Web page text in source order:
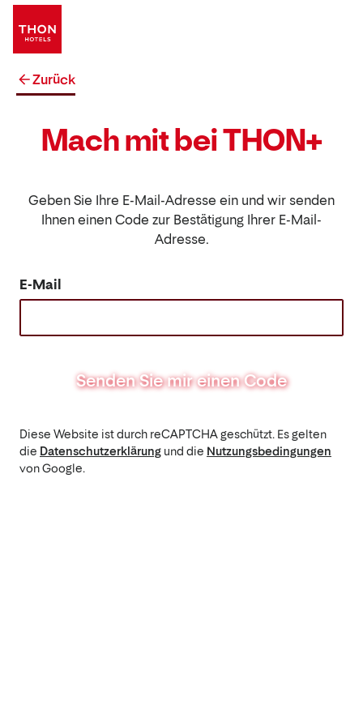
Zurück
Mach mit bei THON+
Geben Sie Ihre E-Mail-Adresse ein und wir senden
Ihnen einen Code zur Bestätigung Ihrer E-Mail-
Adresse.
E-Mail
Senden Sie mir einen Code
Diese Website ist durch reCAPTCHA geschützt. Es gelten
die Datenschutzerklärung und die Nutzungsbedingungen
von Google.